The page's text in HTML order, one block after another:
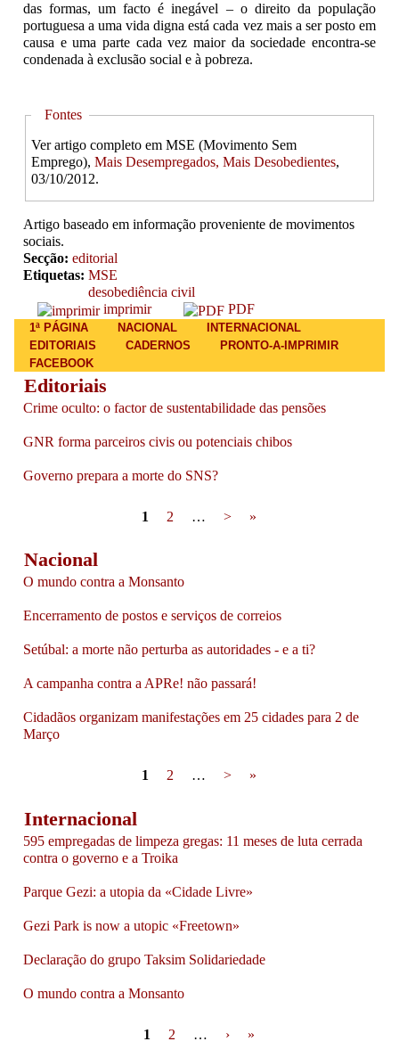
das formas, um facto é inegável – o direito da população
portuguesa a uma vida digna está cada vez mais a ser posto em
causa e uma parte cada vez maior da sociedade encontra-se
condenada à exclusão social e à pobreza.
Hide
Fontes
Ver artigo completo em MSE (Movimento Sem
Emprego),Mais Desempregados, Mais Desobedientes,
03/10/2012.
Artigo baseado em informação proveniente de movimentos
sociais.
Secção: editorial
Etiquetas: MSE
desobediência civil
imprimir
PDF
Main menu
1ª PÁGINA NACIONAL
INTERNACIONAL
EDITORIAIS
CADERNOS
PRONTO-A-IMPRIMIR
FACEBOOK
Editoriais
Crime oculto: o factor de sustentabilidade das pensões
GNR forma parceiros civis ou potenciais chibos
Governo prepara a morte do SNS?
1 2 … > »
Nacional
O mundo contra a Monsanto
Encerramento de postos e serviços de correios
Setúbal: a morte não perturba as autoridades - e a ti?
A campanha contra a APRe! não passará!
Cidadãos organizam manifestações em 25 cidades para 2 de
Março
1 2 … > »
Internacional
595 empregadas de limpeza gregas: 11 meses de luta cerrada
contra o governo e a Troika
Parque Gezi: a utopia da «Cidade Livre»
Gezi Park is now a utopic «Freetown»
Declaração do grupo Taksim Solidariedade
O mundo contra a Monsanto
1 2 … › »